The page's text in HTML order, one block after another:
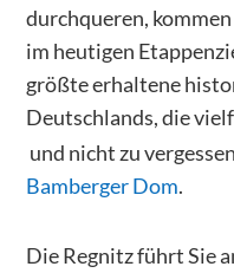
durchqueren,
im heutigen
größte erhaltene
Deutschlands, die
und nicht zu
Bamberger Dom.
Die Regnitz führt Sie